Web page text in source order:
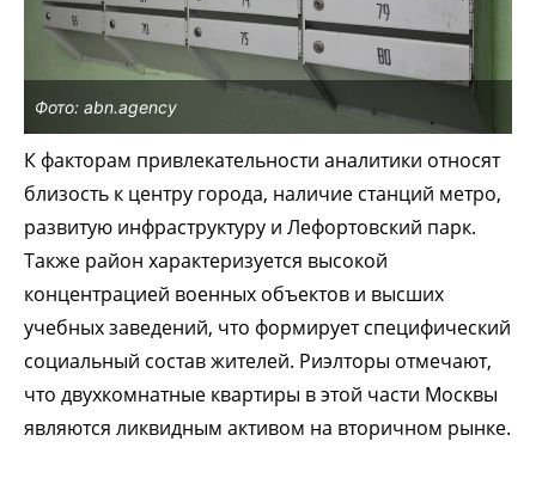
Фото: abn.agency
К факторам привлекательности аналитики относят
близость к центру города, наличие станций метро,
развитую инфраструктуру и Лефортовский парк.
Также район характеризуется высокой
концентрацией военных объектов и высших
учебных заведений, что формирует специфический
социальный состав жителей. Риэлторы отмечают,
что двухкомнатные квартиры в этой части Москвы
являются ликвидным активом на вторичном рынке.